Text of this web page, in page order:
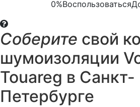
0%Воспользоваться
Соберите свой
шумоизоляции
Touareg в Санкт-
Петербурге